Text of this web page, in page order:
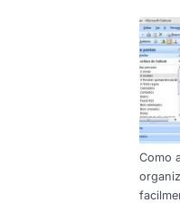
Como